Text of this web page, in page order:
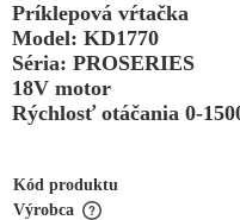
Príklepová vŕtačka
Model: KD1770
Séria: PROSERIES
18V motor
Rýchlosť otáčania 0-
Kód produktu
Výrobca